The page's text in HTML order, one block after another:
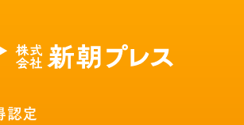
認定